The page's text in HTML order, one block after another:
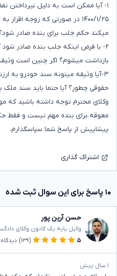
۱۴۰۰/۱/۲۵ در صورتی که زوجه
میکند حکم جلب برای بنده صادر
۲- با فرض اینکه جلب بنده صادر شود
بازداشت میشوم؟ اگر چنین است
حقوقی چطور؟ آیا حتما باید سند ملک
وکلای محترم توجه داشته باشید که
معوقه برای بنده مهم نیست و فقط
پیشاپیش از پاسخ شما سپاسگذارم.
اشتراک گذاری
۱۰ پاسخ برای این سوال ثبت شده
حسن آرین پور
وکیل پایه یک کانون وکلای
۵
(۱۳۹) دیدگاه
۱ سال پیش